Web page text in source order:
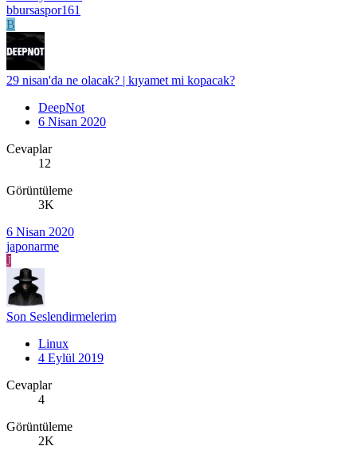
bbursaspor161
B
29 nisan'da ne olacak? | kıyamet mi kopacak?
DeepNot
6 Nisan 2020
Cevaplar
12
Görüntüleme
3K
6 Nisan 2020
japonarme
J
Son Seslendirmelerim
Linux
4 Eylül 2019
Cevaplar
4
Görüntüleme
2K